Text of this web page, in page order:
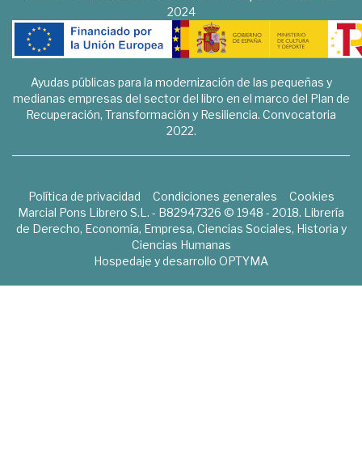
2024
Ayudas públicas para la modernización de las pequeñas y
medianas empresas del sector del libro en el marco del Plan de
Recuperación, Transformación y Resiliencia. Convocatoria
2022.
Política de privacidad Condiciones generales
Cookies
Marcial Pons Librero S.L. - B82947326 © 1948 - 2018. Librería
de Derecho, Economía, Empresa, Ciencias Sociales, Historia y
Ciencias Humanas
Hospedaje y desarrollo OPTYMA